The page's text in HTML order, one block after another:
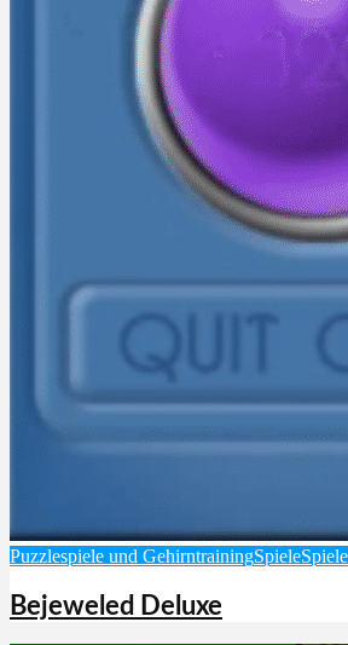
Puzzlespiele und GehirntrainingSpiele
Bejeweled Deluxe